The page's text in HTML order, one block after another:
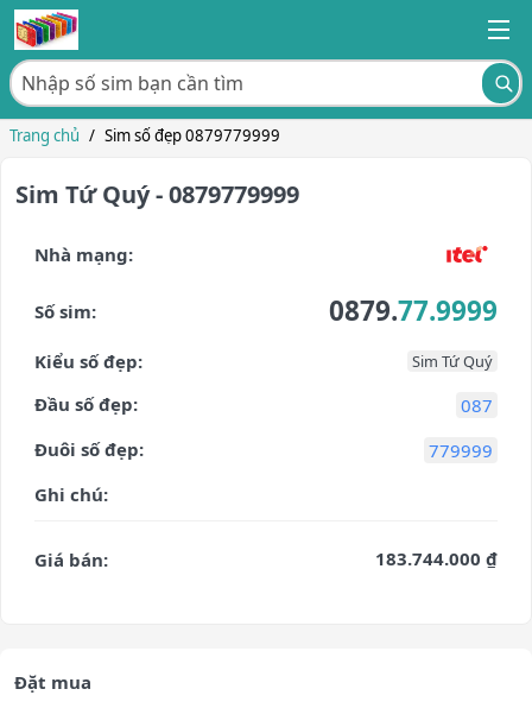
Trang chủ / Sim số đẹp 0879779999
Sim Tứ Quý - 0879779999
Nhà mạng:
Số sim: 0879.77.9999
Kiểu số đẹp: Sim Tứ Quý
Đầu số đẹp:
087
Đuôi số đẹp:
779999
Ghi chú:
Giá bán: 183.744.000 ₫
Đặt mua